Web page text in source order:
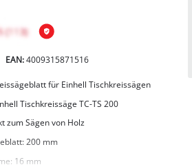
EAN:4009315871516
für Einhell Tischkreissägen
Tischkreissäge TC-TS 200
zum Sägen von Holz
200 mm
16 mm